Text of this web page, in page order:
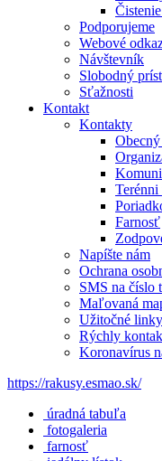
Podporujeme
Webové
Návštevník
Slobodný
Sťažnosti
Kontakt
Kontakty
Obecný
Farnosť
Napíšte nám
Ochrana
SMS na číslo
Maľovaná
Užitočné linky
Rýchly
Koronavírus
https://rakusy.esmao.sk/
úradná tabuľa
fotogaleria
farnosť